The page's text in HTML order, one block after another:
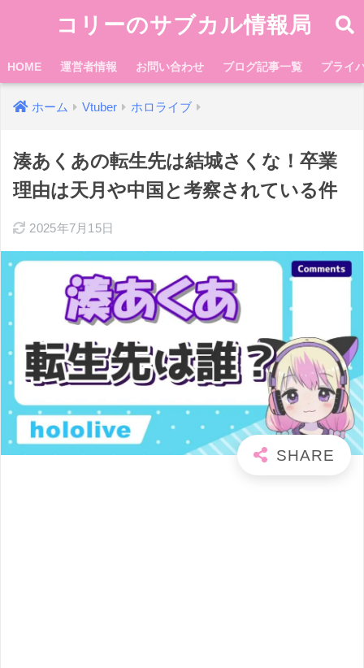
コリーのサブカル情報局
HOME 運営者情報 お問い合わせ ブログ記事一覧 プライ
ホーム Vtuber ホロライブ
湊あくあの転生先は結城さくな！卒業
理由は天月や中国と考察されている件
2025年7月15日